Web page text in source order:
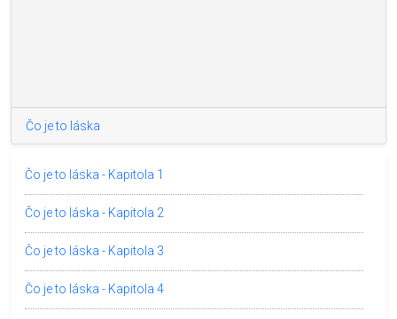
Čo je to láska
Čo je to láska - Kapitola 1
Čo je to láska - Kapitola 2
Čo je to láska - Kapitola 3
Čo je to láska - Kapitola 4